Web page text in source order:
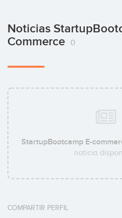
Noticias
Commerce
0
StartupBootcamp E-
noticia
COMPARTIR PERFIL